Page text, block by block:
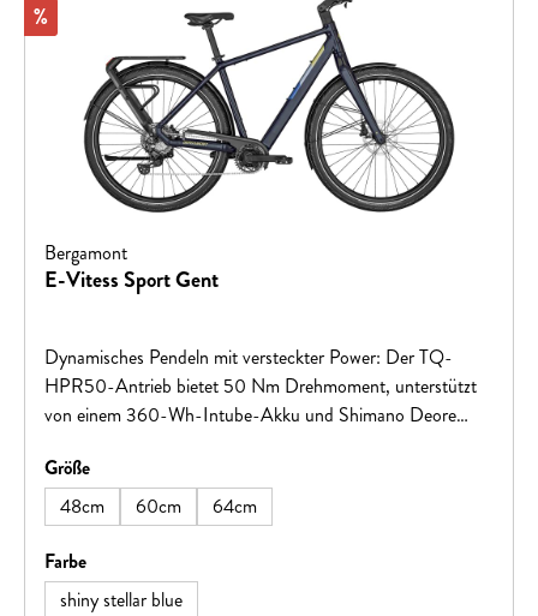
Rabatt
%
Bergamont
E-Vitess Sport Gent
Dynamisches Pendeln mit versteckter Power: Der TQ-
HPR50-Antrieb bietet 50 Nm Drehmoment, unterstützt
von einem 360-Wh-Intube-Akku und Shimano Deore
mit Tagfahrlicht und Bremslichtfunktion.
Größeauswählen
48cm
60cm
64cm
Farbeauswählen
shiny stellar blue